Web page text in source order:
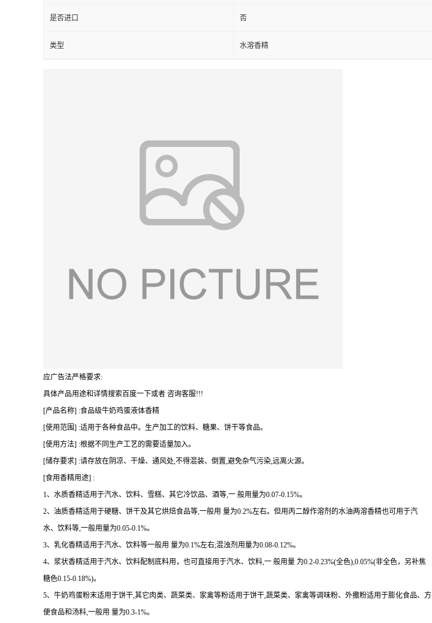
是否进口 否
类型 水溶香精
应广告法严格要求:
具体产品用途和详情搜索百度一下或者 咨询客服!!!
[产品名称] :食品级牛奶鸡蛋液体香精
[使用范围] :适用于各种食品中。生产加工的饮料、糖果、饼干等食品。
[使用方法] :根据不同生产工艺的需要适量加入。
[储存要求] :请存放在阴凉、干燥、通风处,不得混装、倒置,避免杂气污染,远离火源。
[食用香精用途] :
1、水质香精适用于汽水、饮料、雪糕、其它冷饮品、酒等,一 般用量为0.07-0.15%。
2、油质香精适用于硬糖、饼干及其它烘焙食品等,一般用 量为0.2%左右。但用丙二醇作溶剂的水油两溶香精也可用于汽
水、饮料等,一般用量为0.05-0.1%。
3、乳化香精适用于汽水、饮料等一般用 量为0.1%左右;混浊剂用量为0.08-0.12%。
4、浆状香精适用于汽水、饮料配制底料用，也可直接用于汽水、饮料,一 般用量 为0.2-0.23%(全色),0.05%(非全色，另补焦
糖色0.15-0.18%)。
5、牛奶鸡蛋粉末适用于饼干,其它肉类、蔬菜类、家禽等粉适用于饼干,蔬菜类、家禽等调味粉、外撒粉适用于膨化食品、方
便食品和汤料,一般用 量为0.3-1%。